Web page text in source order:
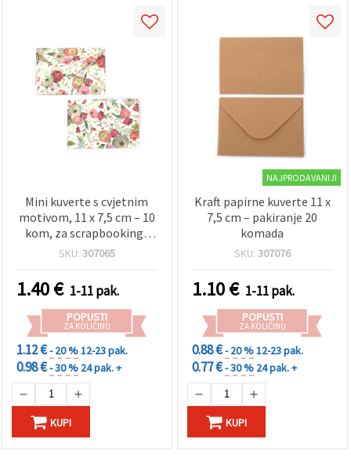
Mini kuverte s cvjetnim
motivom, 11 x 7,5 cm – 10
kom, za scrapbooking i
DIY
SKU: 307065
1.40€ 1-11 pak.
POPUSTI
ZA KOLIČINU
1.12 €- 20 %12-23 pak.
0.98 €- 30 % 24 pak. +
KUPI
NAJPRODAVANIJI
Kraft papirne kuverte 11 x
7,5 cm – pakiranje 20
komada
SKU: 307076
1.10€ 1-11 pak.
POPUSTI
ZA KOLIČINU
0.88 €- 20 %12-23 pak.
0.77 €- 30 % 24 pak. +
KUPI